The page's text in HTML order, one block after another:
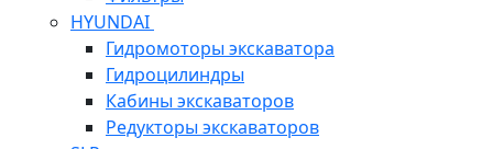
HYUNDAI
Гидромоторы экскаватора
Гидроцилиндры
Кабины экскаваторов
Редукторы экскаваторов